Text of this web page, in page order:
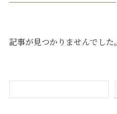
記事が見つかりませんでした。